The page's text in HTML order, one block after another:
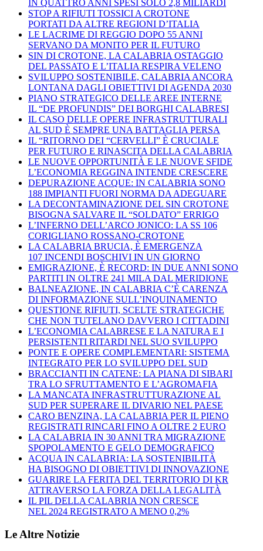
IN QUATTRO ANNI SPESI SOLO 2,8 MILIARDI
STOP A RIFIUTI TOSSICI A CROTONE
PORTATI DA ALTRE REGIONI D’ITALIA
LE LACRIME DI REGGIO DOPO 55 ANNI
SERVANO DA MONITO PER IL FUTURO
SIN DI CROTONE, LA CALABRIA OSTAGGIO
DEL PASSATO E L’ITALIA RESPIRA VELENO
SVILUPPO SOSTENIBILE, CALABRIA ANCORA
LONTANA DAGLI OBIETTIVI DI AGENDA 2030
PIANO STRATEGICO DELLE AREE INTERNE
IL “DE PROFUNDIS” DEI BORGHI CALABRESI
IL CASO DELLE OPERE INFRASTRUTTURALI
AL SUD È SEMPRE UNA BATTAGLIA PERSA
IL “RITORNO DEI “CERVELLI” È CRUCIALE
PER FUTURO E RINASCITA DELLA CALABRIA
LE NUOVE OPPORTUNITÀ E LE NUOVE SFIDE
L’ECONOMIA REGGINA INTENDE CRESCERE
DEPURAZIONE ACQUE: IN CALABRIA SONO
188 IMPIANTI FUORI NORMA DA ADEGUARE
LA DECONTAMINAZIONE DEL SIN CROTONE
BISOGNA SALVARE IL “SOLDATO” ERRIGO
L’INFERNO DELL’ARCO JONICO: LA SS 106
CORIGLIANO ROSSANO-CROTONE
LA CALABRIA BRUCIA, È EMERGENZA
107 INCENDI BOSCHIVI IN UN GIORNO
EMIGRAZIONE, È RECORD: IN DUE ANNI SONO
PARTITI IN OLTRE 241 MILA DAL MERIDIONE
BALNEAZIONE, IN CALABRIA C’È CARENZA
DI INFORMAZIONE SULL’INQUINAMENTO
QUESTIONE RIFIUTI, SCELTE STRATEGICHE
CHE NON TUTELANO DAVVERO I CITTADINI
L’ECONOMIA CALABRESE E LA NATURA E I
PERSISTENTI RITARDI NEL SUO SVILUPPO
PONTE E OPERE COMPLEMENTARI: SISTEMA
INTEGRATO PER LO SVILUPPO DEL SUD
BRACCIANTI IN CATENE: LA PIANA DI SIBARI
TRA LO SFRUTTAMENTO E L’AGROMAFIA
LA MANCATA INFRASTRUTTURAZIONE AL
SUD PER SUPERARE IL DIVARIO NEL PAESE
CARO BENZINA, LA CALABRIA PER IL PIENO
REGISTRATI RINCARI FINO A OLTRE 2 EURO
LA CALABRIA IN 30 ANNI TRA MIGRAZIONE
SPOPOLAMENTO E GELO DEMOGRAFICO
ACQUA IN CALABRIA: LA SOSTENIBILITÀ
HA BISOGNO DI OBIETTIVI DI INNOVAZIONE
GUARIRE LA FERITA DEL TERRITORIO DI KR
ATTRAVERSO LA FORZA DELLA LEGALITÀ
IL PIL DELLA CALABRIA NON CRESCE
NEL 2024 REGISTRATO A MENO 0,2%
Le Altre Notizie